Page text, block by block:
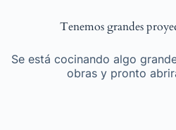
Tenemos grandes
Se está cocinando algo
obras y pronto